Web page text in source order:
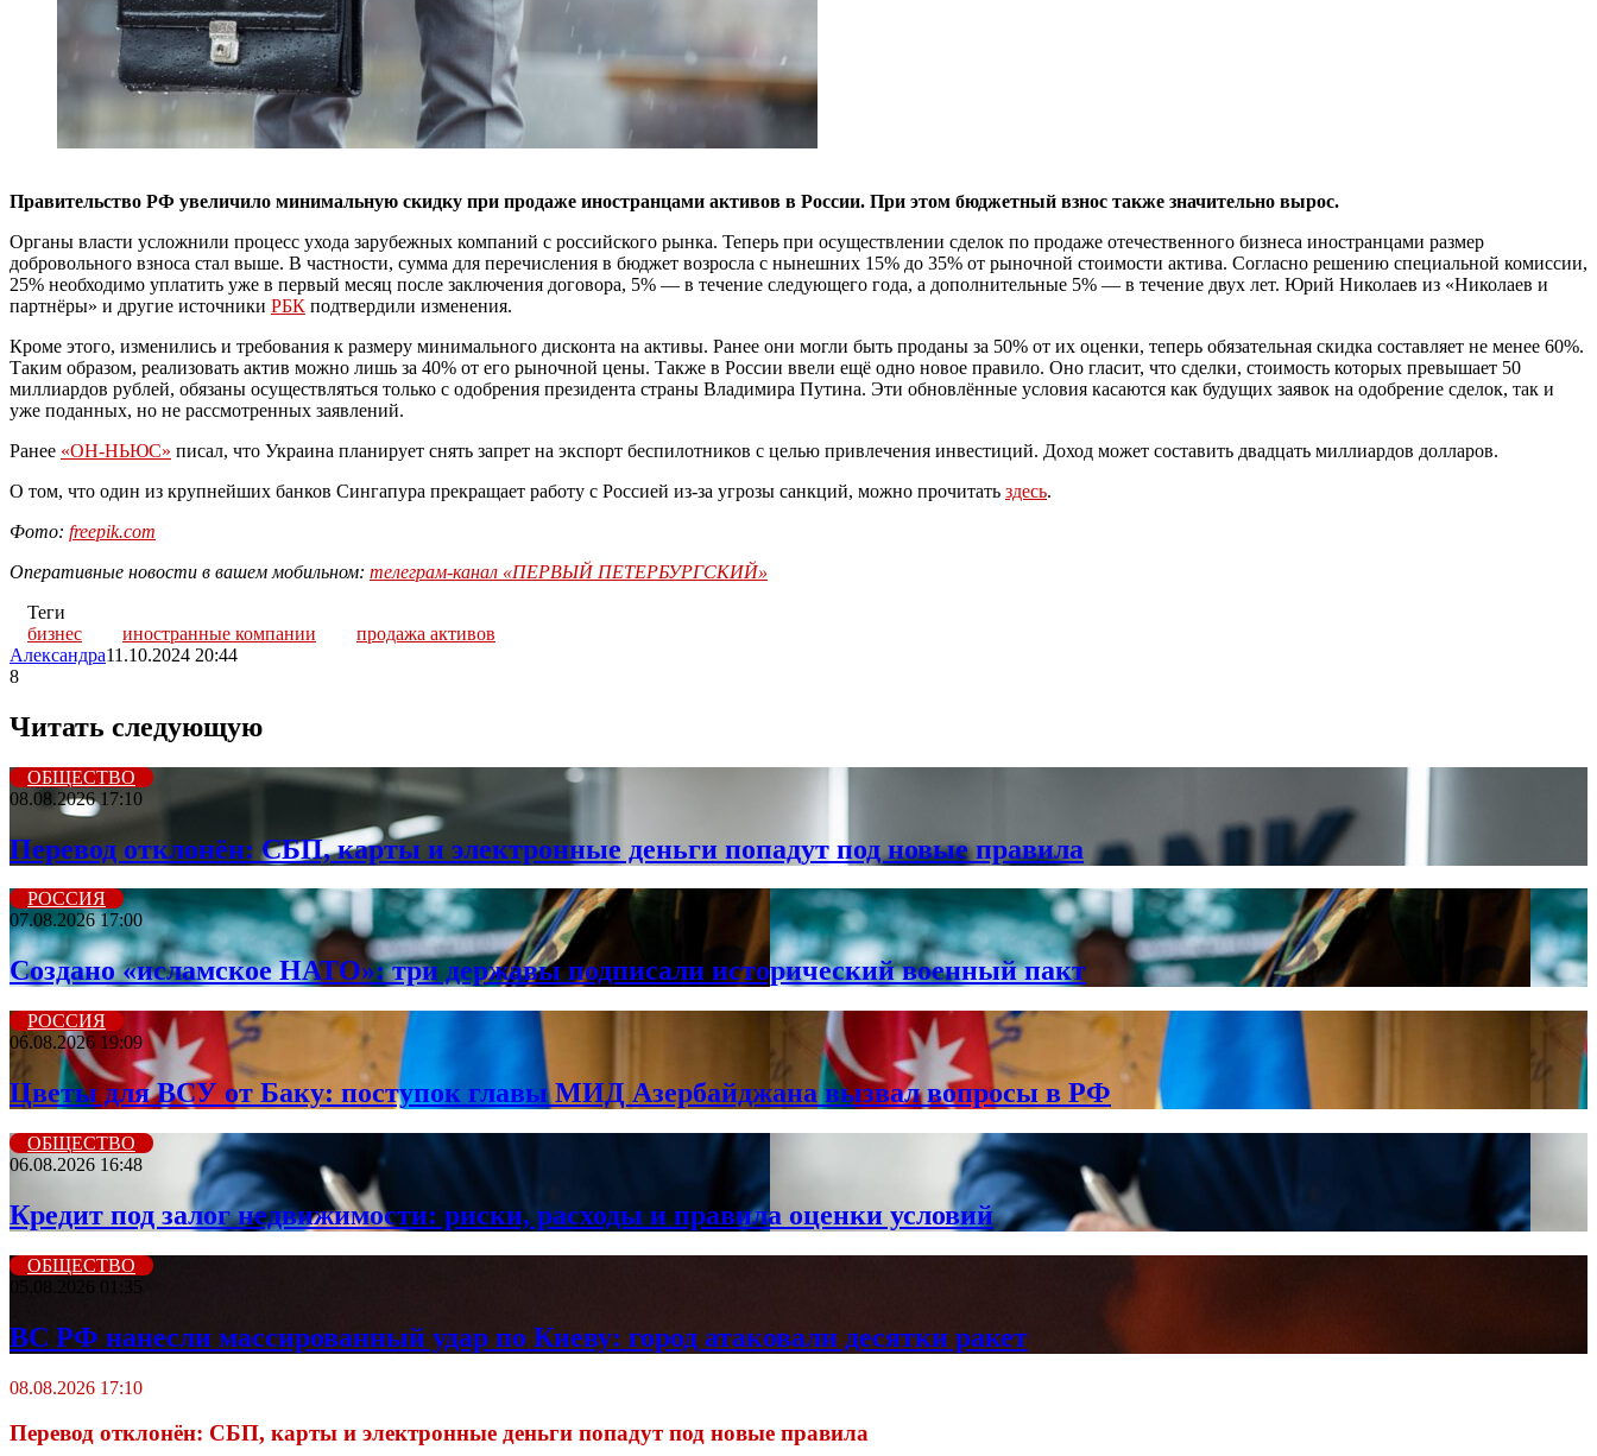
Правительство РФ увеличило минимальную скидку при продаже иностранцами активов в России. При этом бюджетный взнос также значительно вырос.
Органы власти усложнили процесс ухода зарубежных компаний с российского рынка. Теперь при осуществлении сделок по продаже отечественного бизнеса иностранцами размер
добровольного взноса стал выше. В частности, сумма для перечисления в бюджет возросла с нынешних 15% до 35% от рыночной стоимости актива. Согласно решению специальной комиссии,
25% необходимо уплатить уже в первый месяц после заключения договора, 5% — в течение следующего года, а дополнительные 5% — в течение двух лет. Юрий Николаев из «Николаев и
партнёры» и другие источники РБК подтвердили изменения.
Кроме этого, изменились и требования к размеру минимального дисконта на активы. Ранее они могли быть проданы за 50% от их оценки, теперь обязательная скидка составляет не менее 60%.
Таким образом, реализовать актив можно лишь за 40% от его рыночной цены. Также в России ввели ещё одно новое правило. Оно гласит, что сделки, стоимость которых превышает 50
миллиардов рублей, обязаны осуществляться только с одобрения президента страны Владимира Путина. Эти обновлённые условия касаются как будущих заявок на одобрение сделок, так и
уже поданных, но не рассмотренных заявлений.
Ранее «ОН-НЬЮС» писал, что Украина планирует снять запрет на экспорт беспилотников с целью привлечения инвестиций. Доход может составить двадцать миллиардов долларов.
О том, что один из крупнейших банков Сингапура прекращает работу с Россией из-за угрозы санкций, можно прочитать здесь.
Фото: freepik.com
Оперативные новости в вашем мобильном: телеграм-канал «ПЕРВЫЙ ПЕТЕРБУРГСКИЙ»
Теги
бизнес
иностранные компании
продажа активов
Александра11.10.2024 20:44
8
Читать следующую
ОБЩЕСТВО
08.08.2026 17:10
Перевод отклонён: СБП, карты и электронные деньги попадут под новые правила
РОССИЯ
07.08.2026 17:00
Создано «исламское НАТО»: три державы подписали исторический военный пакт
РОССИЯ
06.08.2026 19:09
Цветы для ВСУ от Баку: поступок главы МИД Азербайджана вызвал вопросы в РФ
ОБЩЕСТВО
06.08.2026 16:48
Кредит под залог недвижимости: риски, расходы и правила оценки условий
ОБЩЕСТВО
05.08.2026 01:35
ВС РФ нанесли массированный удар по Киеву: город атаковали десятки ракет
08.08.2026 17:10
Перевод отклонён: СБП, карты и электронные деньги попадут под новые правила